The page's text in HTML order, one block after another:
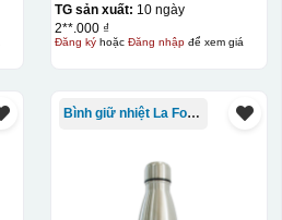
TG sản xuất: 10 ngày
2**.000 ₫
Đăng kýhoặc Đăng nhậpđể xem giá
Bình giữ nhiệt La Fonte